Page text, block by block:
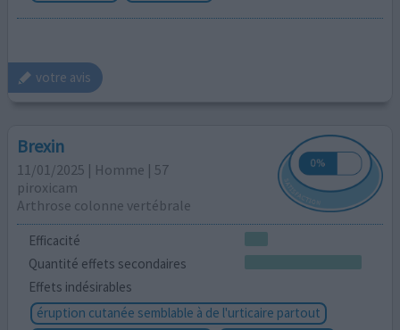
votre avis
Brexin
11/01/2025 | Homme | 57
piroxicam
Arthrose colonne vertébrale
Efficacité
Quantité effets secondaires
Effets indésirables
éruption cutanée semblable à de l'urticaire partout